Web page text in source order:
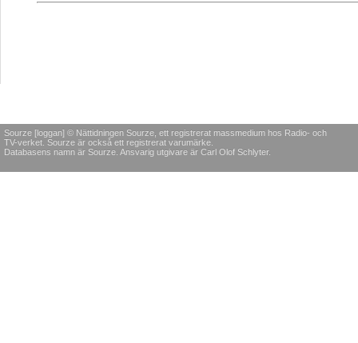
Sourze [loggan] © Nättidningen Sourze, ett registrerat massmedium hos Radio- och
TV-verket. Sourze är också ett registrerat varumärke.
Databasens namn är Sourze. Ansvarig utgivare är Carl Olof Schlyter.